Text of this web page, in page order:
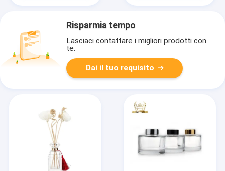
Risparmia tempo
Lasciaci contattare i migliori prodotti con
te.
Dai il tuo requisito